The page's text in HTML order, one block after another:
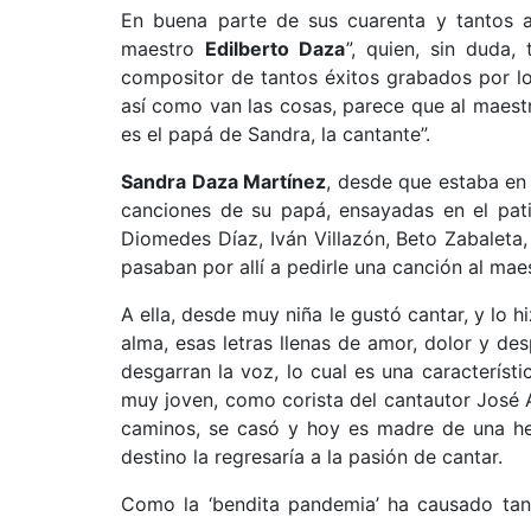
En buena parte de sus cuarenta y tantos
maestro Edilberto Daza”, quien, sin
compositor de tantos éxitos grabados por
así como van las cosas, parece que al
es el papá de Sandra, la cantante”.
Sandra Daza Martínez, desde que estaba
canciones de su papá, ensayadas en el
Diomedes Díaz, Iván Villazón, Beto
pasaban por allí a pedirle una canción al
A ella, desde muy niña le gustó cantar, y lo
alma, esas letras llenas de amor, dolor y
desgarran la voz, lo cual es una
muy joven, como corista del cantautor José
caminos, se casó y hoy es madre de una
destino la regresaría a la pasión de cantar.
Como la ‘bendita pandemia’ ha causado